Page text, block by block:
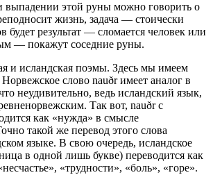
выпадении этой руны можно говорить о
жизнь, задача — стоически
будет результат — сломается человек или
— покажут соседние руны.
и исландская поэмы. Здесь мы имеем
слово nauðr имеет аналог в
неудивительно, ведь исландский язык,
Так вот, nauðr с
как «нужда» в смысле
такой же перевод этого слова
языке. В свою очередь, исландское
в одной лишь букве) переводится как
«трудности», «боль», «горе».